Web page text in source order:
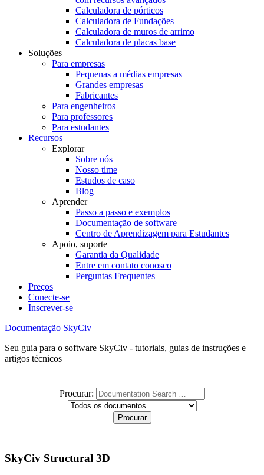
Calculadora de pórticos
Calculadora de Fundações
Calculadora de muros de arrimo
Calculadora de placas base
Soluções
Para empresas
Pequenas a médias empresas
Grandes empresas
Fabricantes
Para engenheiros
Para professores
Para estudantes
Recursos
Explorar
Sobre nós
Nosso time
Estudos de caso
Blog
Aprender
Passo a passo e exemplos
Documentação de software
Centro de Aprendizagem para Estudantes
Apoio, suporte
Garantia da Qualidade
Entre em contato conosco
Perguntas Frequentes
Preços
Conecte-se
Inscrever-se
Documentação SkyCiv
Seu guia para o software SkyCiv - tutoriais, guias de instruções e
artigos técnicos
Procurar:
SkyCiv Structural 3D